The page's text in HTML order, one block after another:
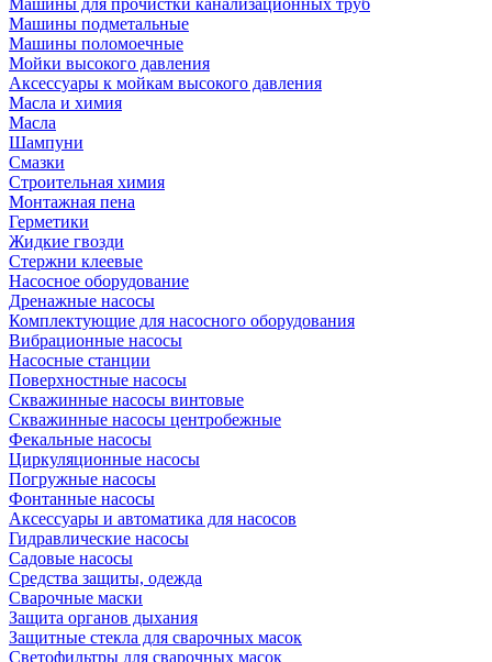
Машины для прочистки канализационных труб
Машины подметальные
Машины поломоечные
Мойки высокого давления
Аксессуары к мойкам высокого давления
Масла и химия
Масла
Шампуни
Смазки
Строительная химия
Монтажная пена
Герметики
Жидкие гвозди
Стержни клеевые
Насосное оборудование
Дренажные насосы
Комплектующие для насосного оборудования
Вибрационные насосы
Насосные станции
Поверхностные насосы
Скважинные насосы винтовые
Скважинные насосы центробежные
Фекальные насосы
Циркуляционные насосы
Погружные насосы
Фонтанные насосы
Аксессуары и автоматика для насосов
Гидравлические насосы
Садовые насосы
Средства защиты, одежда
Сварочные маски
Защита органов дыхания
Защитные стекла для сварочных масок
Светофильтры для сварочных масок